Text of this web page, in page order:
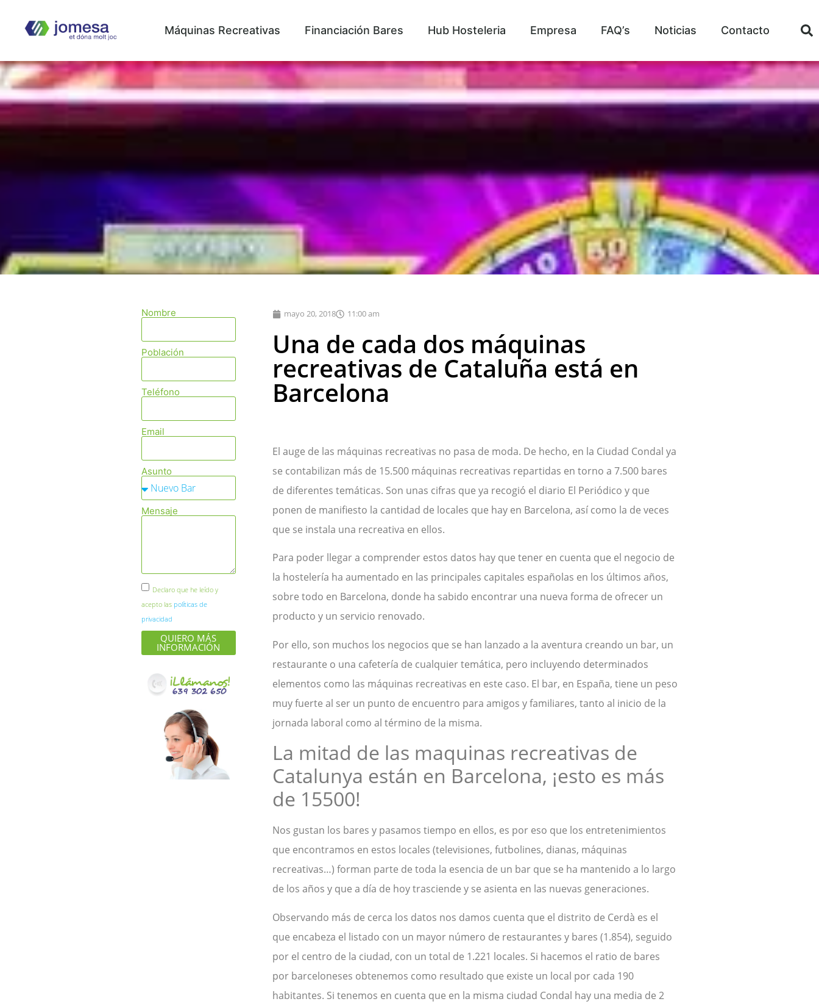
Máquinas Recreativas Financiación Bares Hub Hosteleria Empresa FAQ’s Noticias Contacto
Nombre
Población
Teléfono
Email
Asunto
Mensaje
Declaro que he leído y
acepto las políticas de
privacidad
QUIERO MÁS
INFORMACIÓN
mayo 20, 2018 11:00 am
Una de cada dos máquinas
recreativas de Cataluña está en
Barcelona
El auge de las máquinas recreativas no pasa de moda. De hecho, en la Ciudad Condal ya
se contabilizan más de 15.500 máquinas recreativas repartidas en torno a 7.500 bares
de diferentes temáticas. Son unas cifras que ya recogió el diario El Periódico y que
ponen de manifiesto la cantidad de locales que hay en Barcelona, así como la de veces
que se instala una recreativa en ellos.
Para poder llegar a comprender estos datos hay que tener en cuenta que el negocio de
la hostelería ha aumentado en las principales capitales españolas en los últimos años,
sobre todo en Barcelona, donde ha sabido encontrar una nueva forma de ofrecer un
producto y un servicio renovado.
Por ello, son muchos los negocios que se han lanzado a la aventura creando un bar, un
restaurante o una cafetería de cualquier temática, pero incluyendo determinados
elementos como las máquinas recreativas en este caso. El bar, en España, tiene un peso
muy fuerte al ser un punto de encuentro para amigos y familiares, tanto al inicio de la
jornada laboral como al término de la misma.
La mitad de las maquinas recreativas de
Catalunya están en Barcelona, ¡esto es más
de 15500!
Nos gustan los bares y pasamos tiempo en ellos, es por eso que los entretenimientos
que encontramos en estos locales (televisiones, futbolines, dianas, máquinas
recreativas…) forman parte de toda la esencia de un bar que se ha mantenido a lo largo
de los años y que a día de hoy trasciende y se asienta en las nuevas generaciones.
Observando más de cerca los datos nos damos cuenta que el distrito de Cerdà es el
que encabeza el listado con un mayor número de restaurantes y bares (1.854), seguido
por el centro de la ciudad, con un total de 1.221 locales. Si hacemos el ratio de bares
por barceloneses obtenemos como resultado que existe un local por cada 190
habitantes. Si tenemos en cuenta que en la misma ciudad Condal hay una media de 2